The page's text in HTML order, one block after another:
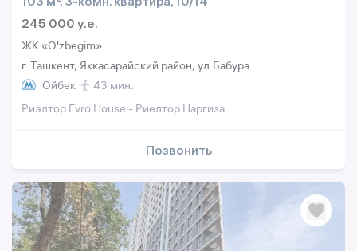
245 000 y.e.
ЖК «O'zbegim»
г. Ташкент, Яккасарайский район, ул.Бабура
Ойбек
43 мин.
Риэлтор Evro House - Риелтор Наргиза
Позвонить